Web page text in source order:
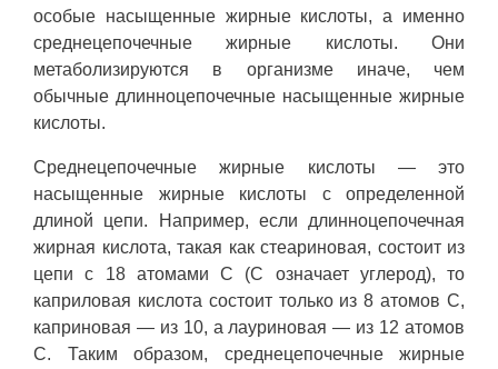
особые насыщенные жирные кислоты, а именно
среднецепочечные жирные кислоты. Они
метаболизируются в организме иначе, чем
обычные длинноцепочечные насыщенные жирные
кислоты.
Среднецепочечные жирные кислоты — это
насыщенные жирные кислоты с определенной
длиной цепи. Например, если длинноцепочечная
жирная кислота, такая как стеариновая, состоит из
цепи с 18 атомами С (С означает углерод), то
каприловая кислота состоит только из 8 атомов С,
каприновая — из 10, а лауриновая — из 12 атомов
С. Таким образом, среднецепочечные жирные